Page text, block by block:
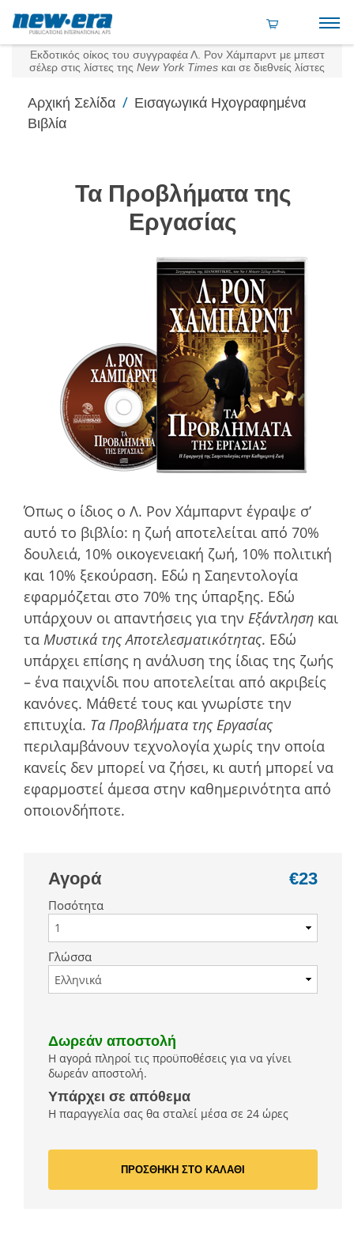
Εκδοτικός οίκος του συγγραφέα Λ. Ρον Χάμπαρντ με μπεστ
σέλερ στις λίστες της New York Times και σε διεθνείς λίστες
Αρχική Σελίδα / Εισαγωγικά Ηχογραφημένα
Βιβλία
Τα Προβλήµατα της
Εργασίας
Όπως ο ίδιος ο Λ. Ρον Χάμπαρντ έγραψε σ’
αυτό το βιβλίο: η ζωή αποτελείται από 70%
δουλειά, 10% οικογενειακή ζωή, 10% πολιτική
και 10% ξεκούραση. Εδώ η Σαηεντολογία
εφαρµόζεται στο 70% της ύπαρξης. Εδώ
υπάρχουν οι απαντήσεις για την Εξάντληση και
τα Μυστικά της Αποτελεσµατικότητας. Εδώ
υπάρχει επίσης η ανάλυση της ίδιας της ζωής
– ένα παιχνίδι που αποτελείται από ακριβείς
κανόνες. Μάθετέ τους και γνωρίστε την
επιτυχία. Τα Προβλήµατα της Εργασίας
περιλαµβάνουν τεχνολογία χωρίς την οποία
κανείς δεν µπορεί να ζήσει, κι αυτή µπορεί να
εφαρµοστεί άµεσα στην καθηµερινότητα από
οποιονδήποτε.
Αγορά €23
Ποσότητα
Γλώσσα
Δωρεάν αποστολή
Η αγορά πληροί τις προϋποθέσεις για να γίνει
δωρεάν αποστολή.
Υπάρχει σε απόθεμα
Η παραγγελία σας θα σταλεί μέσα σε 24 ώρες
ΠΡΟΣΘΗΚΗ ΣΤΟ ΚΑΛΑΘΙ